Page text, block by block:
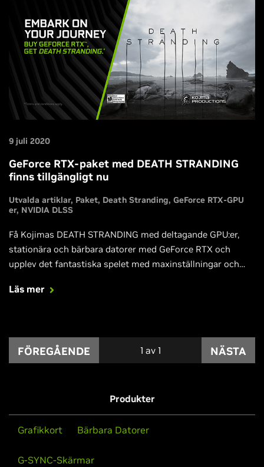
9 juli 2020
GeForce RTX-paket med DEATH STRANDING
finns tillgängligt nu
Utvalda artiklar Paket Death Stranding GeForce RTX-GPU
er NVIDIA DLSS
Få Kojimas DEATH STRANDING med deltagande GPU:er,
stationära och bärbara datorer med GeForce RTX och
upplev det fantastiska spelet med maxinställningar och
Och var redo för lansering av vår Game Ready-drivrutin för
Läs mer
FÖREGÅENDE 1 av 1 NÄSTA
Produkter
Grafikkort Bärbara Datorer
G-SYNC-Skärmar